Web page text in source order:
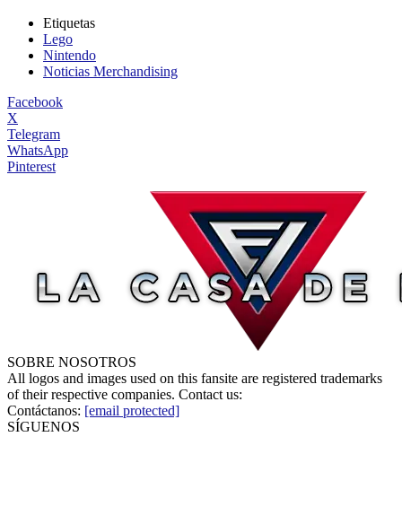
Etiquetas
Lego
Nintendo
Noticias Merchandising
Facebook
X
Telegram
WhatsApp
Pinterest
SOBRE NOSOTROS
All logos and images used on this fansite are registered trademarks
of their respective companies. Contact us:
Contáctanos: [email protected]
SÍGUENOS